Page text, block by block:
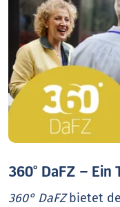
360° DaFZ – Ein
360° DaFZbietet